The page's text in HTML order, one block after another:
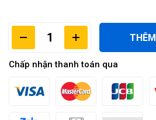
Chấp nhận thanh toán qua